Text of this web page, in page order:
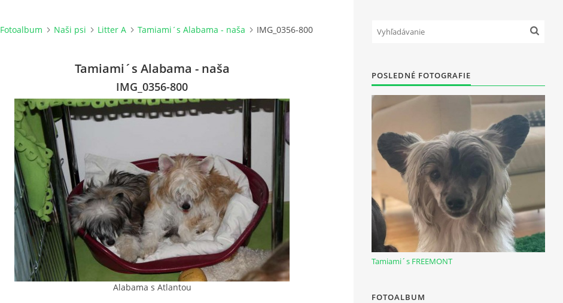
Fotoalbum Naši psi Litter A Tamiami´s Alabama - naša IMG_0356-800
Tamiami´s Alabama - naša
IMG_0356-800
Alabama s Atlantou
POSLEDNÉ FOTOGRAFIE
Tamiami´s FREEMONT
FOTOALBUM